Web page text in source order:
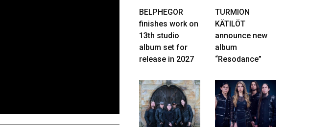
BELPHEGOR
finishes work on
13th studio
album set for
release in 2027
TURMION
KÄTILÖT
announce new
album
“Resodance”